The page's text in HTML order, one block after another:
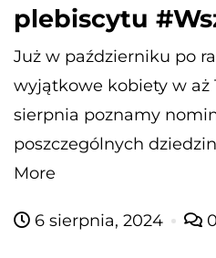
plebiscytu
Już w październiku po
wyjątkowe kobiety w aż
sierpnia poznamy
poszczególnych
More
6 sierpnia, 2024 0